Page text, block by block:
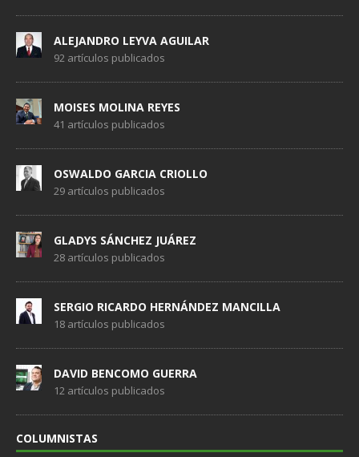
ALEJANDRO LEYVA AGUILAR
92 artículos publicados
MOISES MOLINA REYES
41 artículos publicados
OSWALDO GARCIA CRIOLLO
29 artículos publicados
GLADYS SÁNCHEZ JUÁREZ
28 artículos publicados
SERGIO RICARDO HERNÁNDEZ MANCILLA
18 artículos publicados
DAVID BENCOMO GUERRA
12 artículos publicados
COLUMNISTAS